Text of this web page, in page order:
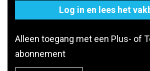
Log in en lees het
Alleen toegang met een Plus- of
abonnement